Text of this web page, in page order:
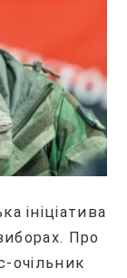
ініціатива
Про
очільник